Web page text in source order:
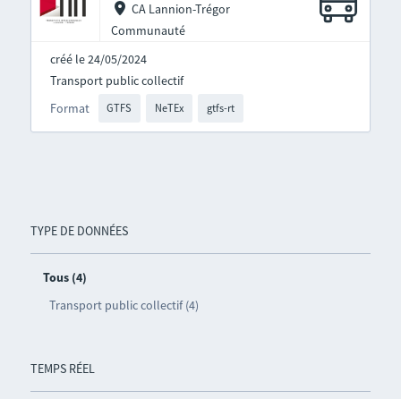
TYPE DE DONNÉES
Tous (4)
Transport public collectif (4)
TEMPS RÉEL
CA Lannion-Trégor
Communauté
créé le 24/05/2024
Format GTFS NeTEx gtfs-rt
Transport public collectif